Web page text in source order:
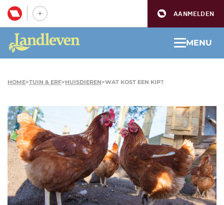
AANMELDEN
MENU
HOME>TUIN & ERF>HUISDIEREN>WAT KOST EEN KIP?